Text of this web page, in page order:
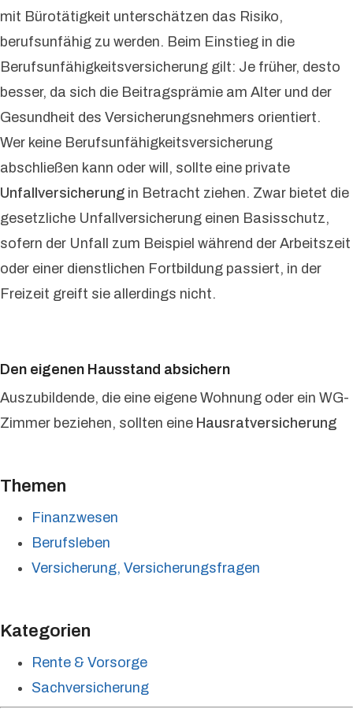
mit Bürotätigkeit unterschätzen das Risiko,
berufsunfähig zu werden. Beim Einstieg in die
Berufsunfähigkeitsversicherung gilt: Je früher, desto
besser, da sich die Beitragsprämie am Alter und der
Gesundheit des Versicherungsnehmers orientiert.
Wer keine Berufsunfähigkeitsversicherung
abschließen kann oder will, sollte eine private
Unfallversicherung in Betracht ziehen. Zwar bietet die
gesetzliche Unfallversicherung einen Basisschutz,
sofern der Unfall zum Beispiel während der Arbeitszeit
oder einer dienstlichen Fortbildung passiert, in der
Freizeit greift sie allerdings nicht.
Den eigenen Hausstand absichern
Auszubildende, die eine eigene Wohnung oder ein WG-
Zimmer beziehen, sollten eine Hausratversicherung
Themen
Finanzwesen
Berufsleben
Versicherung, Versicherungsfragen
Kategorien
Rente & Vorsorge
Sachversicherung